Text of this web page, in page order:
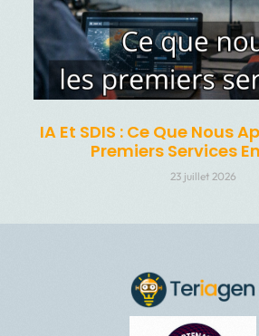
IA Et SDIS : Ce Que Nous
Premiers Services
23 juillet 2026